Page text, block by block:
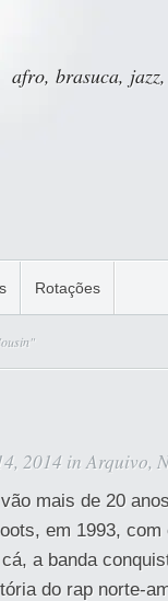
afro, brasuca,
Rotações
2014 inArquivo,
mais de 20
em 1993, com
a banda
do rap norte-